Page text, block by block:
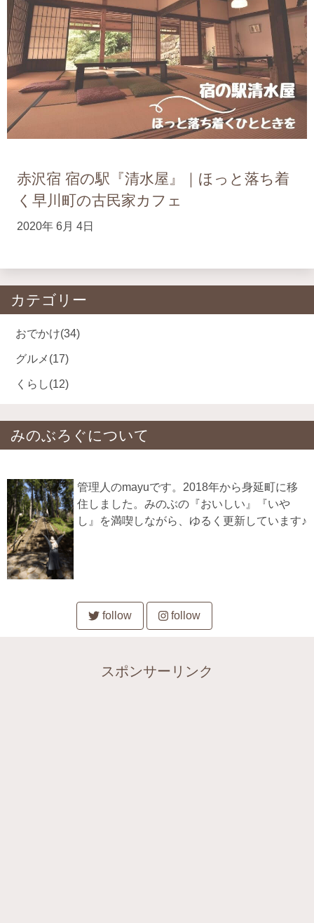
赤沢宿 宿の駅『清水屋』｜ほっと落ち着
く早川町の古民家カフェ
2020年 6月 4日
カテゴリー
おでかけ(34)
グルメ (17)
くらし(12)
みのぶろぐについて
管理人のmayuです。2018年から身延町に移
住しました。みのぶの『おいしい』『いや
し』を満喫しながら、ゆるく更新しています♪
follow follow
スポンサーリンク